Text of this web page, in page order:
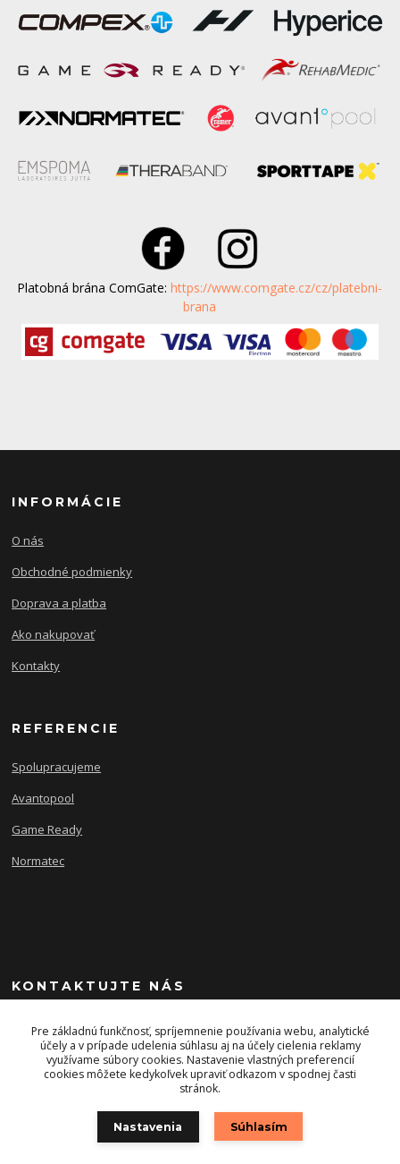
Platobná brána ComGate:https://www.comgate.cz/cz/platebni-
brana
INFORMÁCIE
O nás
Obchodné podmienky
Doprava a platba
Ako nakupovať
Kontakty
REFERENCIE
Spolupracujeme
Avantopool
Game Ready
Normatec
KONTAKTUJTE NÁS
+421 903 243 393
info@energysport.sk
Pre základnú funkčnosť, spríjemnenie používania webu, analytické
účely a v prípade udelenia súhlasu aj na účely cielenia reklamy
využívame súbory cookies. Nastavenie vlastných preferencií
cookies môžete kedykoľvek upraviť odkazom v spodnej časti
stránok.
Nastavenia Súhlasím